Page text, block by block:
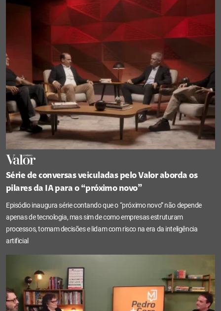
Série de conversas veiculadas pelo Valor aborda os
pilares da IA para o “próximo novo”
Episódio inaugura série contando que o “próximo novo” não depende
apenas de tecnologia, mas sim de como empresas estruturam
processos, tomam decisões e lidam com risco na era da inteligência
artificial